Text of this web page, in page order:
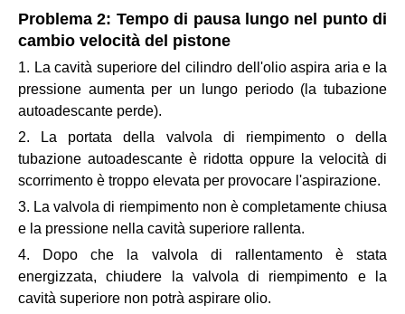
Problema 2: Tempo di pausa lungo nel punto di
cambio velocità del pistone
1. La cavità superiore del cilindro dell'olio aspira aria e la
pressione aumenta per un lungo periodo (la tubazione
autoadescante perde).
2. La portata della valvola di riempimento o della
tubazione autoadescante è ridotta oppure la velocità di
scorrimento è troppo elevata per provocare l'aspirazione.
3. La valvola di riempimento non è completamente chiusa
e la pressione nella cavità superiore rallenta.
4. Dopo che la valvola di rallentamento è stata
energizzata, chiudere la valvola di riempimento e la
cavità superiore non potrà aspirare olio.